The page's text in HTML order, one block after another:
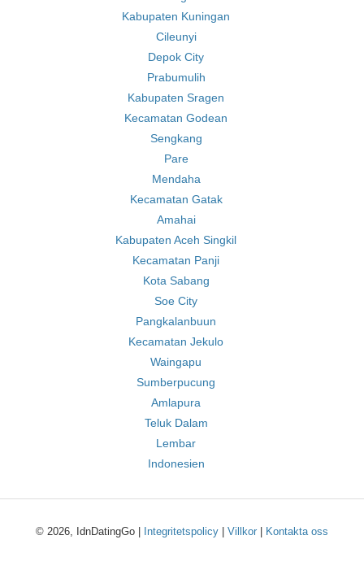
Kabupaten Kuningan
Cileunyi
Depok City
Prabumulih
Kabupaten Sragen
Kecamatan Godean
Sengkang
Pare
Mendaha
Kecamatan Gatak
Amahai
Kabupaten Aceh Singkil
Kecamatan Panji
Kota Sabang
Soe City
Pangkalanbuun
Kecamatan Jekulo
Waingapu
Sumberpucung
Amlapura
Teluk Dalam
Lembar
Indonesien
© 2026, IdnDatingGo | Integritetspolicy Villkor Kontakta oss